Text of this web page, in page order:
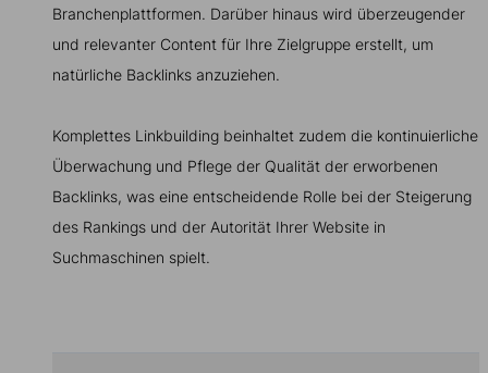
Branchenplattformen. Darüber hinaus wird überzeugender
und relevanter Content für Ihre Zielgruppe erstellt, um
natürliche Backlinks anzuziehen.
Komplettes Linkbuilding beinhaltet zudem die kontinuierliche
Überwachung und Pflege der Qualität der erworbenen
Backlinks, was eine entscheidende Rolle bei der Steigerung
des Rankings und der Autorität Ihrer Website in
Suchmaschinen spielt.